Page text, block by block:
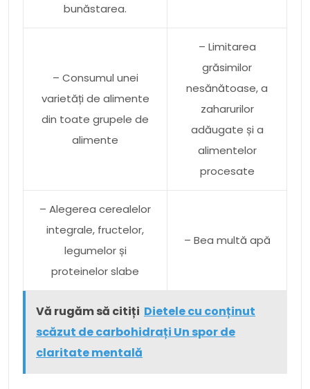
bunăstarea.
– Consumul unei
varietăți de alimente
din toate grupele de
alimente
– Limitarea
grăsimilor
nesănătoase, a
zaharurilor
adăugate și a
alimentelor
procesate
– Alegerea cerealelor
integrale, fructelor,
legumelor și
proteinelor slabe
– Bea multă apă
Vă rugăm să citiți Dietele cu conținut
scăzut de carbohidrați Un spor de
claritate mentală